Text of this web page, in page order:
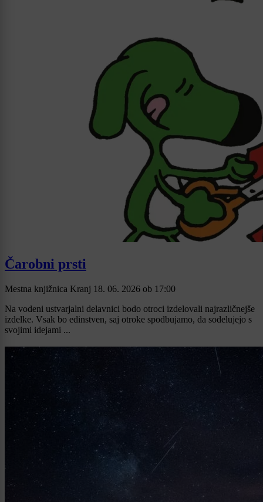
Čarobni prsti
Mestna knjižnica Kranj 18. 06. 2026 ob 17:00
Na vodeni ustvarjalni delavnici bodo otroci izdelovali najrazličnejše
izdelke. Vsak bo edinstven, saj otroke spodbujamo, da sodelujejo s
svojimi idejami ...